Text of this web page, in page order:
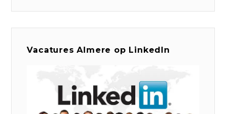
Vacatures Almere op LinkedIn